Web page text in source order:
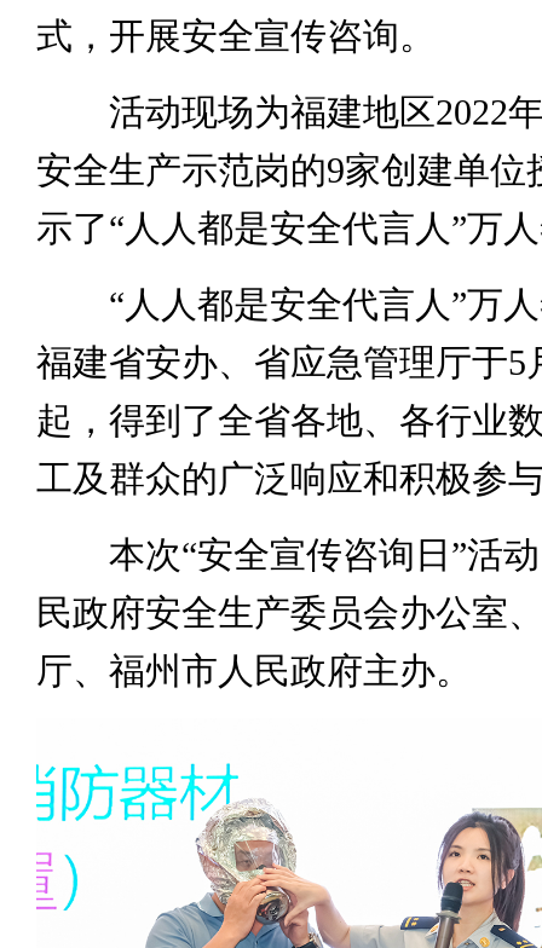
式，开展安全宣传咨询。
活动现场为福建地区2022
安全生产示范岗的9家创建单位
示了“人人都是安全代言人”万
“人人都是安全代言人”万人
福建省安办、省应急管理厅于5
起，得到了全省各地、各行业
工及群众的广泛响应和积极参
本次“安全宣传咨询日”活动
民政府安全生产委员会办公室
厅、福州市人民政府主办。